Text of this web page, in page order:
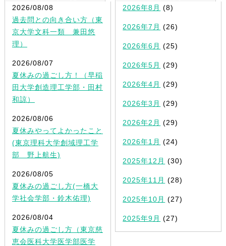
2026/08/08
過去問との向き合い方（東
京大学文科一類 兼田悠
理）
2026/08/07
夏休みの過ごし方！（早稲
田大学創造理工学部・田村
和諒）
2026/08/06
夏休みやってよかったこと
(東京理科大学創域理工学
部 野上航生)
2026/08/05
夏休みの過ごし方(一橋大
学社会学部・鈴木佑理)
2026/08/04
夏休みの過ごし方（東京慈
恵会医科大学医学部医学
2026年8月 (8)
2026年7月 (26)
2026年6月 (25)
2026年5月 (29)
2026年4月 (29)
2026年3月 (29)
2026年2月 (29)
2026年1月 (24)
2025年12月 (30)
2025年11月 (28)
2025年10月 (27)
2025年9月 (27)